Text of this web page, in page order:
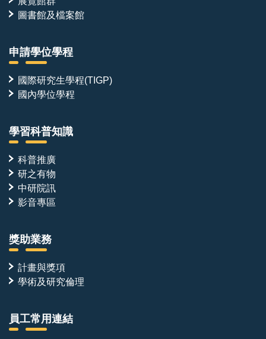
圖書館及檔案館
申請學位學程
國際研究生學程(TIGP)
國內學位學程
學習科普知識
科普推廣
研之有物
中研院訊
影音專區
獎助業務
計畫與獎項
學術及研究倫理
員工常用連結